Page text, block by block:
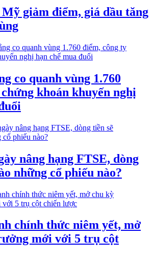
giảm điểm, giá dầu tăng
co quanh vùng 1.760
khoán khuyến nghị
nâng hạng FTSE, dòng
những cổ phiếu nào?
chính thức niêm yết, mở
mới với 5 trụ cột